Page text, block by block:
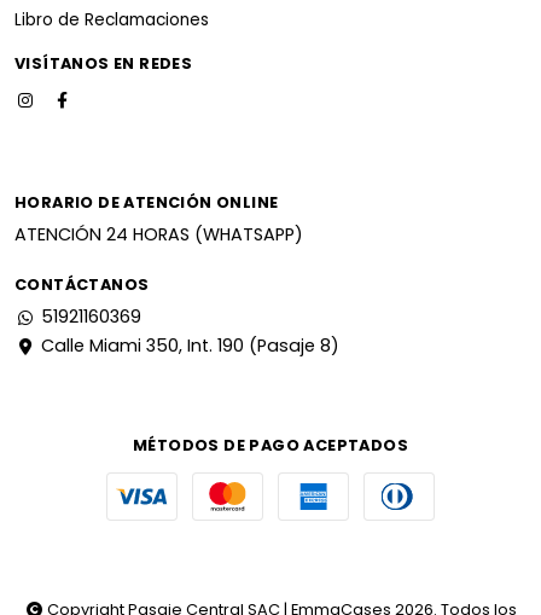
Libro de Reclamaciones
VISÍTANOS EN REDES
HORARIO DE ATENCIÓN ONLINE
ATENCIÓN 24 HORAS (WHATSAPP)
CONTÁCTANOS
51921160369
Calle Miami 350, Int. 190 (Pasaje 8)
MÉTODOS DE PAGO ACEPTADOS
Copyright Pasaje Central SAC | EmmaCases 2026. Todos los